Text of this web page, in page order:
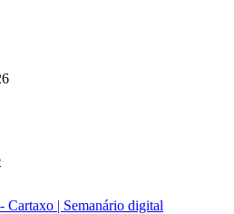
Cartaxo | Semanário digital